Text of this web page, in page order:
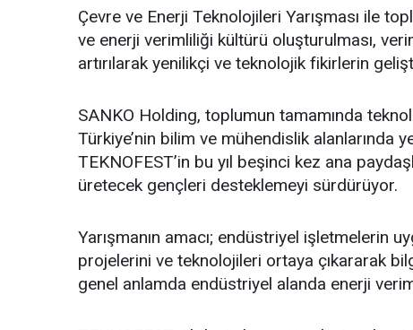
Çevre ve Enerji Teknolojileri Yarışması ile
ve enerji verimliliği kültürü oluşturulması,
artırılarak yenilikçi ve teknolojik fikirlerin
SANKO Holding, toplumun tamamında
Türkiye’nin bilim ve mühendislik alanlarında
TEKNOFEST’in bu yıl beşinci kez ana
üretecek gençleri desteklemeyi sürdürüyor.
Yarışmanın amacı; endüstriyel işletmelerin
projelerini ve teknolojileri ortaya çıkararak
genel anlamda endüstriyel alanda enerji